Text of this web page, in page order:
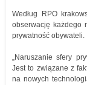
Według RPO
obserwację każdego
prywatność obywateli.
„Naruszanie sfery
Jest to związane z
na nowych